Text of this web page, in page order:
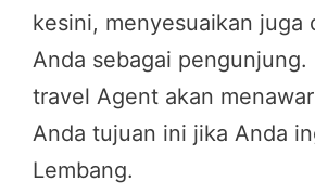
kesini, menyesuaikan juga
Anda sebagai pengunjung.
travel Agent akan
Anda tujuan ini jika Anda
Lembang.